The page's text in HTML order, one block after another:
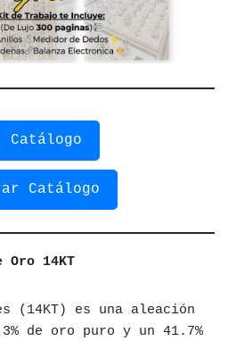
Catálogo
Catálogo
Oro 14KT
(14KT) es una aleación
de oro puro y un 41.7%